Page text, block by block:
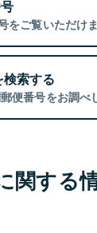
ご覧いただけま
索する
便番号をお調べ
関する